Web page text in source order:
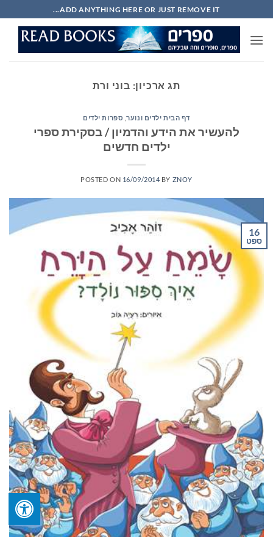
to
content
ADD ANYTHING HERE OR JUST REMOVE IT...
תג ארכיון: בוני ורת
דף הבית ילדים ונוער, ספרות ילדים
להעשיר את הידע והדמיון / בסקירת ספרי
ילדים חדשים
POSTED ON 16/09/2014 BY ZNOY
16
ספט